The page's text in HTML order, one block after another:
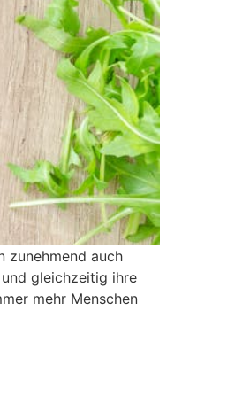
zunehmend auch
gleichzeitig ihre
mehr Menschen